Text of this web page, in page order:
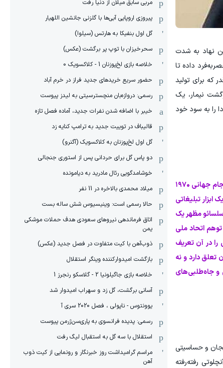
نهاد به شدت
داده تا
که برای تولید
نیمار، یک
را به سود خود
این اولین بار نیست که قدرت در برزیل تلاش می‌کند به رختکن سلسائو نفوذ کند. از زمان دیکتاتوری نظامی و مصادره پیروزی درخشان جام جهانی ۱۹۷۰
تبلیغاتی
مظهر یک
اتحاد ملی
در آن تعریف
تعلق دارد و نه
و جاه‌طلبی‌های
و حساسیتی
رفته‌رفته
مربی سابق میلان از دنیا رفت
پیروزی اروپایی آبی‌ها با گلزنی جانشین اللهیار
گل اول بنفیکا به هارتس (سیلوا)
سحرخیزان با توپ پر برگشت (عکس)
خلاصه بازی لخ‌پوزنان 1 - کلاکسویک 0
حضور سریع خریدهای جدید فراز در خرم آباد
رسمی: دروازه‌بان منچسترسیتی به لیدز پیوست
خیبر با اضافه شدن نفرات جدید، آماده فصل تازه
قالیباف در توییت جدید به ترامپ کنایه زد
گل اول لخ‌پوزنان به کلاکسویک (آگنرو)
دو پاس گل برای حردانی پس از استوری جنجالی
خوشامدگویی رئال مادرید به دیامونده
میلاد محمدی بالاخره در 11 نفر
حالا رسمی است: وینیسیوس شش ساله بست
اتاق فرماندهی نیروهای سعودی هدف حملات موشکی
یمن
ذوب‌آهن با کیت متفاوت در فصل جدید (عکس)
بازگشت امیدوارکننده وینگر استقلال
خلاصه بازی جاگیلونیا 2 - گلاسکو رنجرز 1
آسانی برگشت، گل زد و سهراب امیدوار شد
یوونتوس - ناپولی ، فصل 2020 سری آ
رسمی: پدیده فرانسوی به پاری‌سن‌ژرمن پیوست
استقلال با سه گل به استقبال لیگ رفت
مراسم گرامیداشت روز خبرنگار و رونمایی از کیت ذوب
آهن